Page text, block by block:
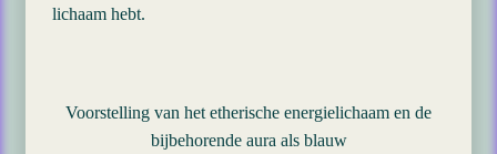
lichaam hebt.
Voorstelling van het etherische energielichaam en de
bijbehorende aura als blauw